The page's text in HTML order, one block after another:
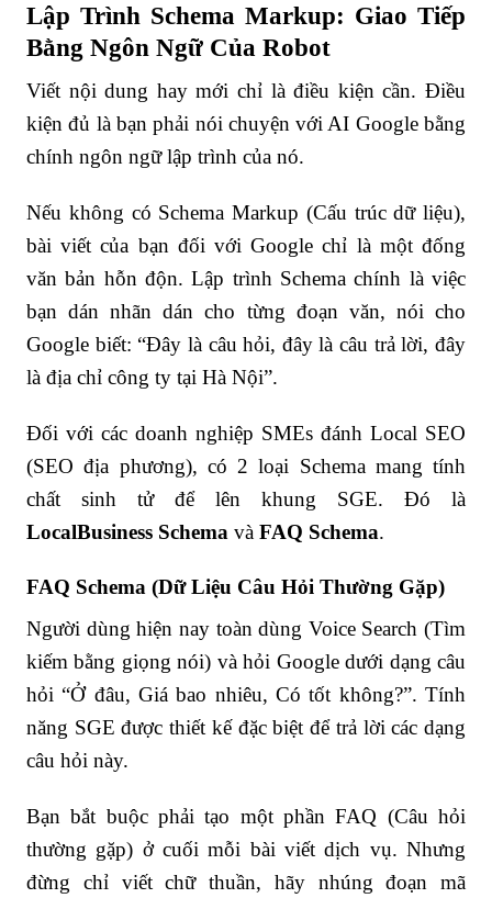
Lập Trình Schema Markup: Giao Tiếp
Bằng Ngôn Ngữ Của Robot
Viết nội dung hay mới chỉ là điều kiện cần. Điều
kiện đủ là bạn phải nói chuyện với AI Google bằng
chính ngôn ngữ lập trình của nó.
Nếu không có Schema Markup (Cấu trúc dữ liệu),
bài viết của bạn đối với Google chỉ là một đống
văn bản hỗn độn. Lập trình Schema chính là việc
bạn dán nhãn dán cho từng đoạn văn, nói cho
Google biết: “Đây là câu hỏi, đây là câu trả lời, đây
là địa chỉ công ty tại Hà Nội”.
Đối với các doanh nghiệp SMEs đánh Local SEO
(SEO địa phương), có 2 loại Schema mang tính
chất sinh tử để lên khung SGE. Đó là
LocalBusiness Schema và FAQ Schema.
FAQ Schema (Dữ Liệu Câu Hỏi Thường Gặp)
Người dùng hiện nay toàn dùng Voice Search (Tìm
kiếm bằng giọng nói) và hỏi Google dưới dạng câu
hỏi “Ở đâu, Giá bao nhiêu, Có tốt không?”. Tính
năng SGE được thiết kế đặc biệt để trả lời các dạng
câu hỏi này.
Bạn bắt buộc phải tạo một phần FAQ (Câu hỏi
thường gặp) ở cuối mỗi bài viết dịch vụ. Nhưng
đừng chỉ viết chữ thuần, hãy nhúng đoạn mã